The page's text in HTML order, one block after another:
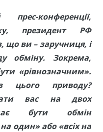
конференції,
президент РФ
що ви – заручниця, і
обміну. Зокрема,
«рівнозначним».
приводу?
вас на двох
бути обмін
один» або «всіх на